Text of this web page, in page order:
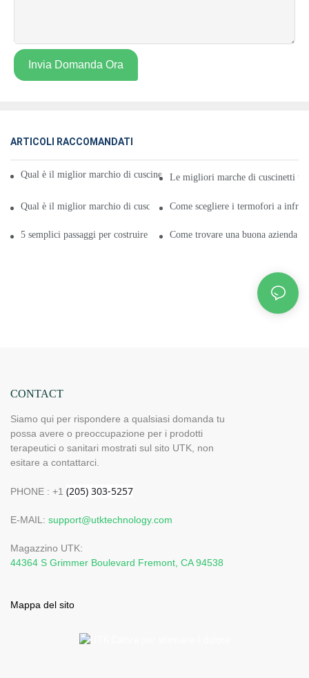
Invia Domanda Ora
ARTICOLI RACCOMANDATI
Qual è il miglior marchio di cuscinetti termici a infrarossi lontani in
Le migliori marche di cuscinetti
Qual è il miglior marchio di cuscinetti termici a infrarossi in Cina?
Come scegliere i termofori a
5 semplici passaggi per costruire un termoforo a infrarossi
Come trovare una buona azienda
CONTACT
Siamo qui per rispondere a qualsiasi domanda tu
possa avere o preoccupazione per i prodotti
terapeutici o sanitari mostrati sul sito UTK, non
esitare a contattarci.
PHONE : +1
E-MAIL: support@utktechnology.com
Magazzino UTK:
44364 S Grimmer Boulevard Fremont, CA 94538
Mappa del sito